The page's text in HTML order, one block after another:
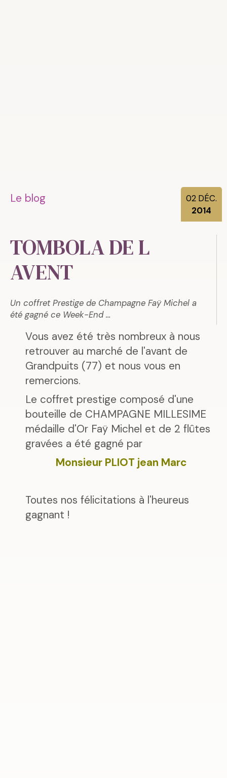
Le blog 02 DÉC.
2014
TOMBOLA DE L
AVENT
Un coffret Prestige de Champagne Faÿ Michel a
été gagné ce Week-End ...
Vous avez été très nombreux à nous
retrouver au marché de l'avant de
Grandpuits (77) et nous vous en
remercions.
Le coffret prestige composé d'une
bouteille de CHAMPAGNE MILLESIME
médaille d'Or Faÿ Michel et de 2 flûtes
gravées a été gagné par
Monsieur PLIOT jean Marc
Toutes nos félicitations à l'heureus
gagnant !